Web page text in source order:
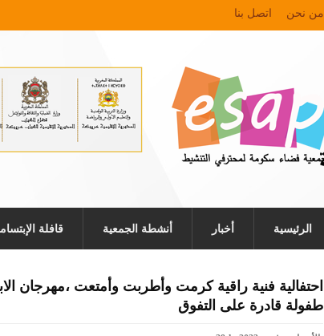
من نحن اتصل بنا
الرئيسية أخبار أنشطة الجمعية قافلة
احتفالية فنية راقية كرمت وأطربت وأمتعت ،مهرجان
طفولة قادرة على التفوق